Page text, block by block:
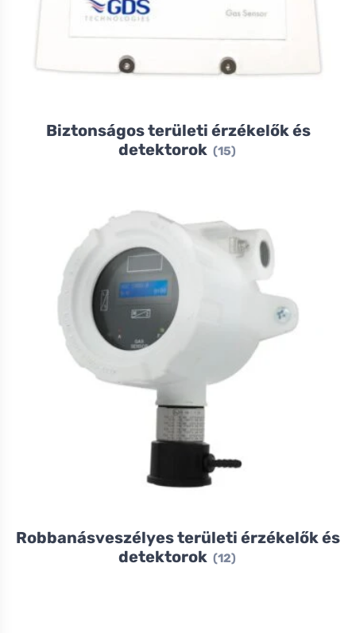
Biztonságos területi érzékelők és
detektorok (15)
Robbanásveszélyes területi érzékelők és
detektorok (12)